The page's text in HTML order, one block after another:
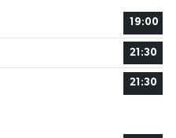
19:00
21:30
21:30